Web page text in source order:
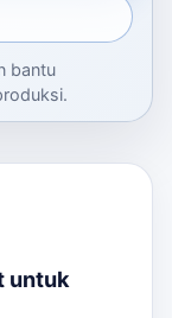
bantu
untuk